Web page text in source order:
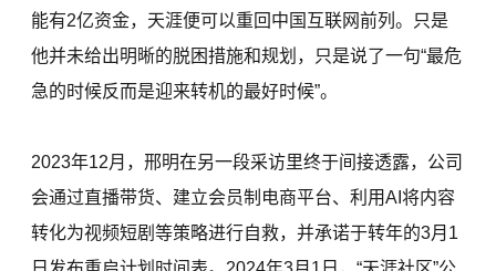
能有2亿资金，天涯便可以重回中国互联网前列。只是
他并未给出明晰的脱困措施和规划，只是说了一句“最危
急的时候反而是迎来转机的最好时候”。
2023年12月，邢明在另一段采访里终于间接透露，公司
会通过直播带货、建立会员制电商平台、利用AI将内容
转化为视频短剧等策略进行自救，并承诺于转年的3月1